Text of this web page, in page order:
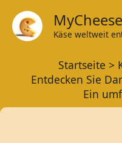
Inhalt
springen
Käse weltweit
Startseite
Entdecken Sie
Ein